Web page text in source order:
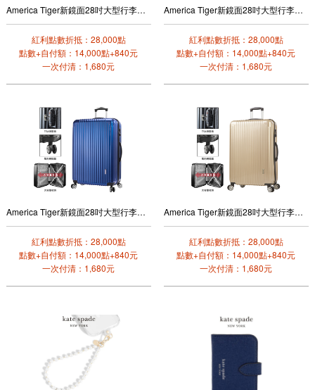
America Tiger新鏡面28吋大型行李箱(銀色)
紅利點數折抵：28,000點
點數+自付額：14,000點+840元
一次付清：1,680元
America Tiger新鏡面28吋大型行李箱(黑色碳纖)
紅利點數折抵：28,000點
點數+自付額：14,000點+840元
一次付清：1,680元
America Tiger新鏡面28吋大型行李箱(幻彩藍)
紅利點數折抵：28,000點
點數+自付額：14,000點+840元
一次付清：1,680元
America Tiger新鏡面28吋大型行李箱(金色)
紅利點數折抵：28,000點
點數+自付額：14,000點+840元
一次付清：1,680元